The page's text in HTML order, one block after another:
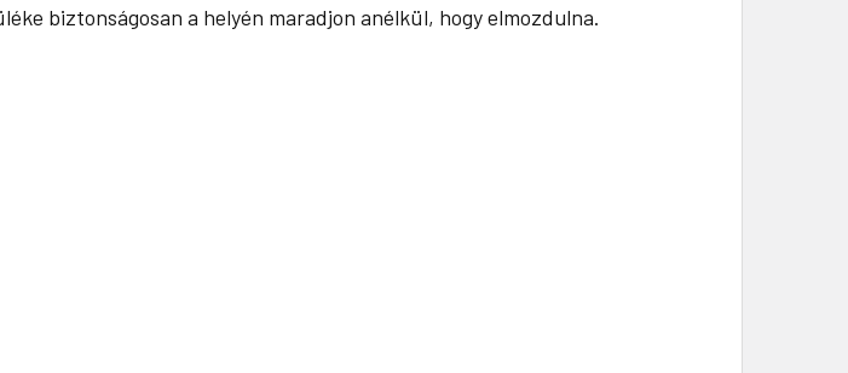
biztonságosan a helyén maradjon anélkül, hogy elmozdulna.